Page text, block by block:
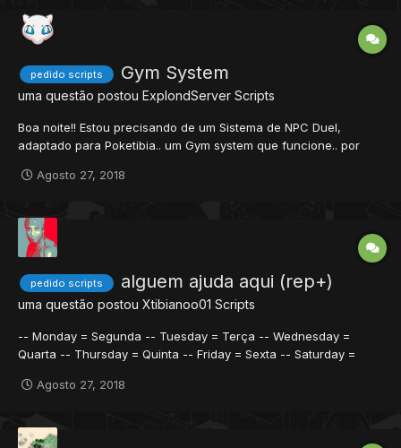
pedido scripts Gym System
uma questão postou ExplondServer Scripts
Boa noite!! Estou precisando de um Sistema de NPC Duel,
adaptado para Poketibia.. um Gym system que funcione.. por
Agosto 27, 2018
pedido scripts alguem ajuda aqui (rep+)
uma questão postou Xtibianoo01 Scripts
-- Monday = Segunda -- Tuesday = Terça -- Wednesday =
Quarta -- Thursday = Quinta -- Friday = Sexta -- Saturday =
= {"Sunday"} if isInArray(DoubleDays, os.date("%A")) then
Agosto 27, 2018